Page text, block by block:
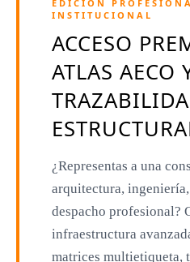
Richard Meier
Aldo Rossi
Toyo Ito
Jacques Herzog
Rem Koolhaas
Zaha Hadid
Renzo Piano
Oscar Niemeyer
EDICIÓN
INSTITUCIONAL
ACCESO
ATLAS AECO
¿Representas a una
arquitectura,
despacho profesional?
infraestructura
matrices multietiqueta,